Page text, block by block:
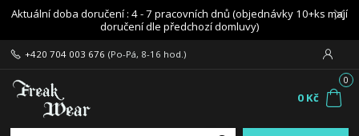
Aktuální doba doručení : 4 - 7 pracovních dnů (objednávky 10+ks mají
doručení dle předchozí domluvy)
+420 704 003 676 (Po-Pá, 8-16 hod.)
0
0 Kč